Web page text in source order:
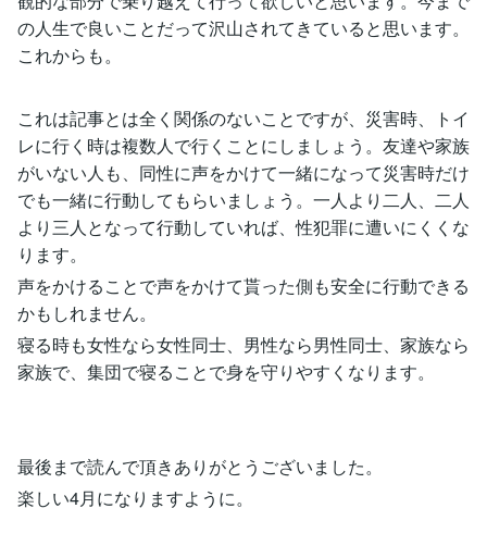
の人生で良いことだって沢山されてきていると思います。
これからも。
これは記事とは全く関係のないことですが、災害時、トイ
レに行く時は複数人で行くことにしましょう。友達や家族
がいない人も、同性に声をかけて一緒になって災害時だけ
でも一緒に行動してもらいましょう。一人より二人、二人
より三人となって行動していれば、性犯罪に遭いにくくな
ります。
声をかけることで声をかけて貰った側も安全に行動できる
かもしれません。
寝る時も女性なら女性同士、男性なら男性同士、家族なら
家族で、集団で寝ることで身を守りやすくなります。
最後まで読んで頂きありがとうございました。
楽しい4月になりますように。